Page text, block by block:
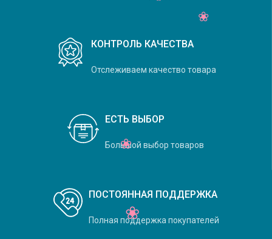
КОНТРОЛЬ КАЧЕСТВА
Отслеживаем качество товара
ЕСТЬ ВЫБОР
Большой выбор товаров
ПОСТОЯННАЯ ПОДДЕРЖКА
Полная поддержка покупателей